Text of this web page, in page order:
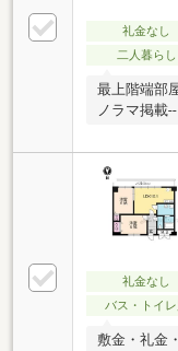
礼金なし
二人暮らし
最上階端部
ノラマ掲載--
礼金なし
バス・トイレ
敷金・礼金